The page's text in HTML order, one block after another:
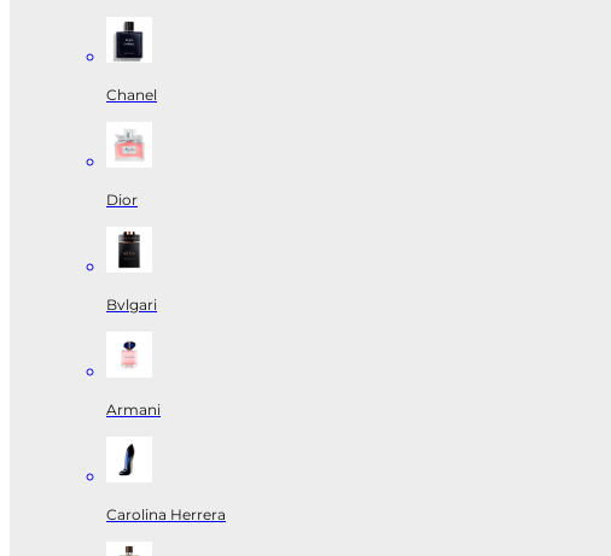
Chanel
Dior
Bvlgari
Armani
Carolina Herrera